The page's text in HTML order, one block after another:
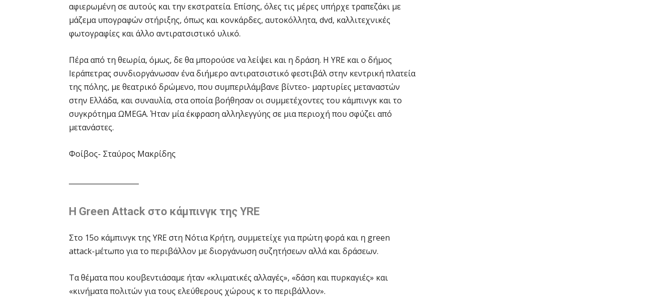
αφιερωμένη σε αυτούς και την εκστρατεία. Επίσης, όλες τις μέρες υπήρχε τραπεζάκι με
μάζεμα υπογραφών στήριξης, όπως και κονκάρδες, αυτοκόλλητα, dvd, καλλιτεχνικές
φωτογραφίες και άλλο αντιρατσιστικό υλικό.
Πέρα από τη θεωρία, όμως, δε θα μπορούσε να λείψει και η δράση. Η YRE και ο δήμος
Ιεράπετρας συνδιοργάνωσαν ένα διήμερο αντιρατσιστικό φεστιβάλ στην κεντρική πλατεία
της πόλης, με θεατρικό δρώμενο, που συμπεριλάμβανε βίντεο- μαρτυρίες μεταναστών
στην Ελλάδα, και συναυλία, στα οποία βοήθησαν οι συμμετέχοντες του κάμπινγκ και το
συγκρότημα ΩMEGA. Ήταν μία έκφραση αλληλεγγύης σε μια περιοχή που σφύζει από
μετανάστες.
Φοίβος- Σταύρος Μακρίδης
Η Green Attack στο κάμπινγκ της YRE
Στο 15ο κάμπινγκ της YRE στη Νότια Κρήτη, συμμετείχε για πρώτη φορά και η green
attack-μέτωπο για το περιβάλλον με διοργάνωση συζητήσεων αλλά και δράσεων.
Τα θέματα που κουβεντιάσαμε ήταν «κλιματικές αλλαγές», «δάση και πυρκαγιές» και
«κινήματα πολιτών για τους ελεύθερους χώρους κ το περιβάλλον».